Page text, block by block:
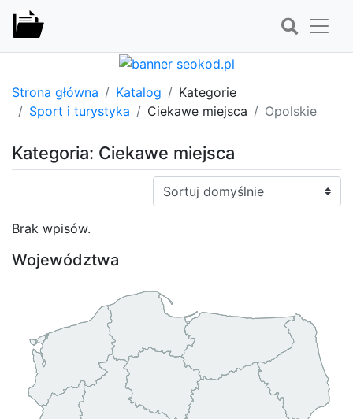
Strona główna Katalog
Kategorie
Sport i turystyka
Ciekawe miejsca Opolskie
Kategoria: Ciekawe miejsca
Sortuj:
Brak wpisów.
Województwa